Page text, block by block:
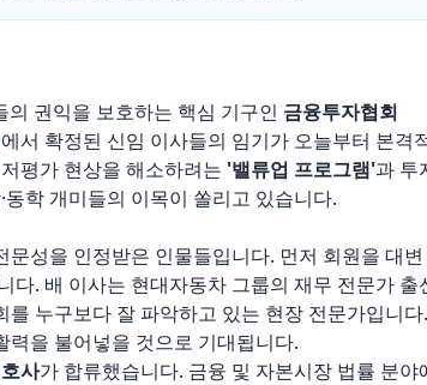
권익을 보호하는 핵심 기구인 금융투자협회
서 확정된 신임 이사들의 임기가 오늘부터 본격
평가 현상을 해소하려는 '밸류업 프로그램'과 투
학 개미들의 이목이 쏠리고 있습니다.
성을 인정받은 인물들입니다. 먼저 회원을 대변
다. 배 이사는 현대자동차 그룹의 재무 전문가 출
누구보다 잘 파악하고 있는 현장 전문가입니다.
을 불어넣을 것으로 기대됩니다.
사가 합류했습니다. 금융 및 자본시장 법률 분야